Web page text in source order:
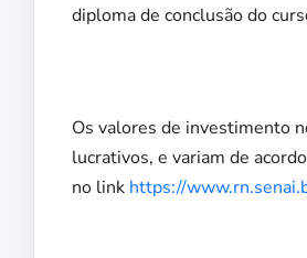
diploma de conclusão do
Os valores de investimento
lucrativos, e variam de
no link https://